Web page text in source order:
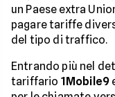
un Paese extra
pagare tariffe
del tipo di traffico.
Entrando più nel
tariffario 1Mobile9